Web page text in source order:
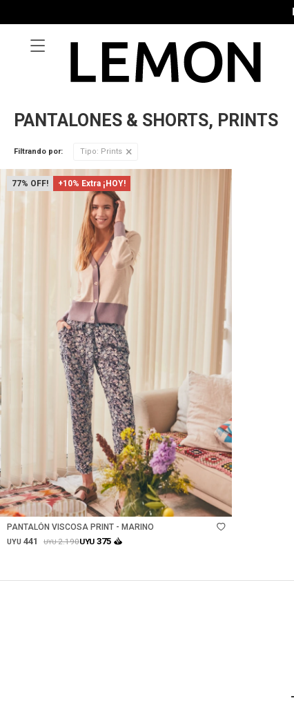

PANTALONES & SHORTS, PRINTS
Filtrando por: Tipo: Prints
77 +10% Extra ¡HOY!
Talle
PANTALÓN VISCOSA PRINT - MARINO
UYU 441 UYU2.190UYU 375